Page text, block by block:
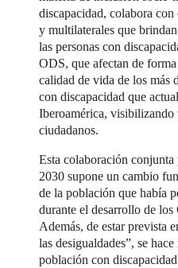
discapacidad, colabora
y multilaterales que
las personas con
ODS, que afectan de
calidad de vida de los más
con discapacidad que
Iberoamérica, visibilizando
ciudadanos.
Esta colaboración
2030 supone un cambio
de la población que había
durante el desarrollo de
Además, de estar prevista
las desigualdades”, se
población con